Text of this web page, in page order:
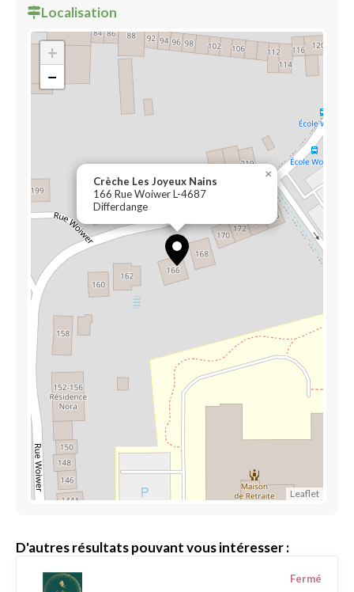
Localisation
Crèche Les Joyeux Nains
166 Rue Woiwer L-4687
Differdange
×
+
−
Leaflet
D'autres résultats pouvant vous intéresser :
Fermé